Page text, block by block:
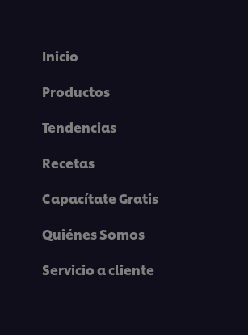
Inicio
Productos
Tendencias
Recetas
Capacítate Gratis
Quiénes Somos
Servicio a cliente